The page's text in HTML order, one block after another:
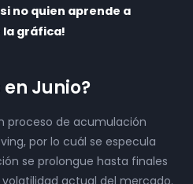
no quien aprende a
la gráfica!
Junio?
proceso de acumulación
por lo cuál se especula
se prolongue hasta finales